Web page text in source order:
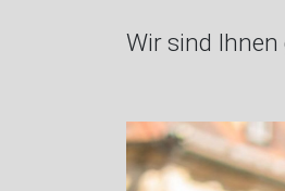
Wir sind